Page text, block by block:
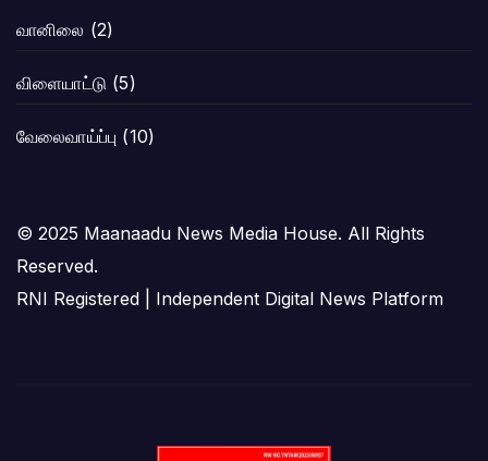
வானிலை (2)
விளையாட்டு (5)
வேலைவாய்ப்பு (10)
© 2025 Maanaadu News Media House. All Rights
Reserved.
RNI Registered | Independent Digital News Platform